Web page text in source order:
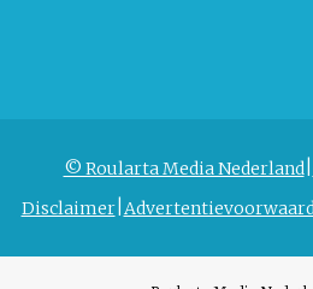
© Roularta Media Nederland
Disclaimer